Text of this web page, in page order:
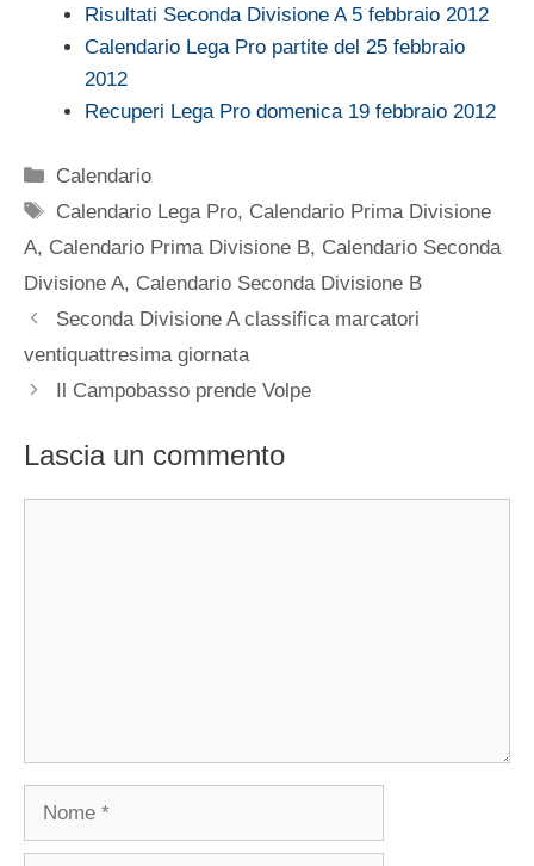
Risultati Seconda Divisione A 5 febbraio 2012
Calendario Lega Pro partite del 25 febbraio
2012
Recuperi Lega Pro domenica 19 febbraio 2012
Categorie
Calendario
Tag
Calendario Lega Pro, Calendario Prima Divisione
A, Calendario Prima Divisione B, Calendario Seconda
Divisione A, Calendario Seconda Divisione B
Seconda Divisione A classifica marcatori
ventiquattresima giornata
Il Campobasso prende Volpe
Lascia un commento
Nome